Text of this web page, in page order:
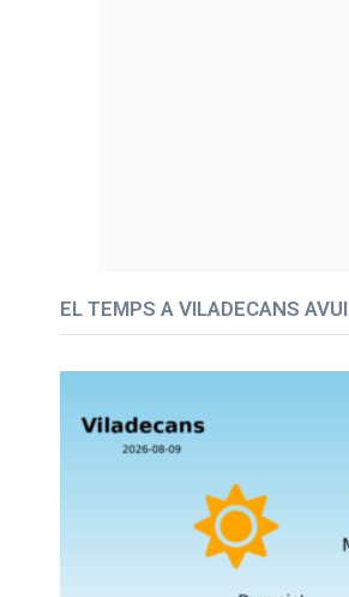
EL TEMPS A VILADECANS AVUI